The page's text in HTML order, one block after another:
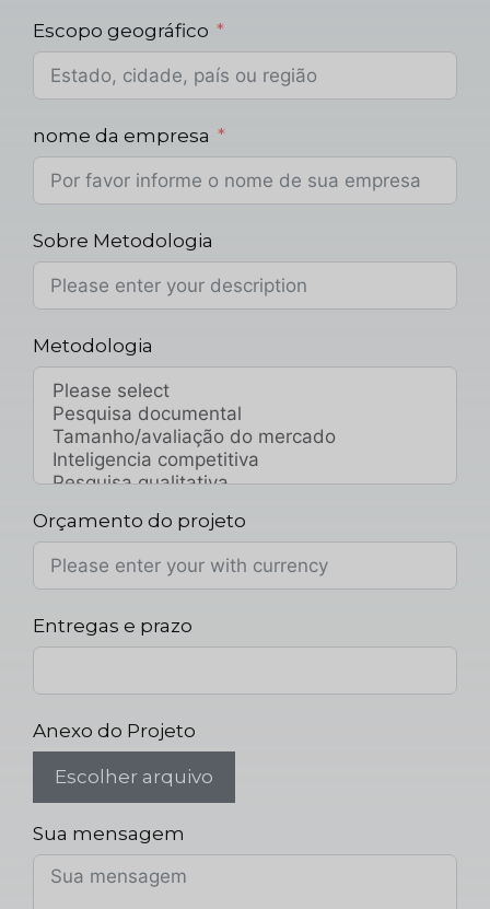
Escopo geográfico
nome da empresa
Sobre Metodologia
Metodologia
Orçamento do projeto
Entregas e prazo
Anexo do Projeto
Escolher arquivo
Sua mensagem